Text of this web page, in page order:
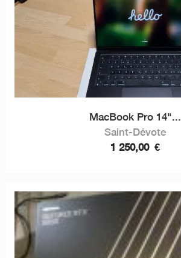
MacBook Pro 14"...
Saint-Dévote
1 250,00 €